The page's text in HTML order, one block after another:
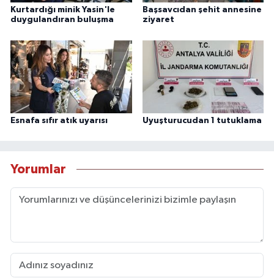
Kurtardığı minik Yasin'le
duygulandıran buluşma
Başsavcıdan şehit annesine
ziyaret
Esnafa sıfır atık uyarısı Uyuşturucudan 1 tutuklama
Yorumlar